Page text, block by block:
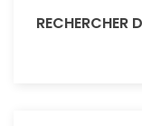
RECHERCHER